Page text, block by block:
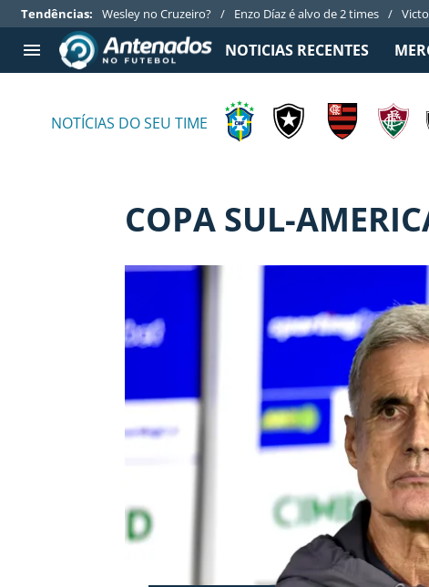
Tendências: Wesley no Cruzeiro? Enzo Díaz é alvo de 2 times
NOTICIAS RECENTES
TIMES SÉRIE A
APOSTAS
Notícias
Códigos
NOTÍCIAS DO SEU TIME
COPA SUL-